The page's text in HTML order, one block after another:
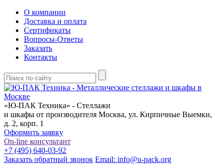
О компании
Доставка и оплата
Сертификаты
Вопросы-Ответы
Заказать
Контакты
«Ю-ПАК Техника» - Стеллажи
и шкафы от производителя Москва, ул. Кирпичные Выемки,
д. 2, корп. 1
Оформить заявку
On-line консультант
+7 (495) 640-03-92
Заказать обратный звонок Email: info@u-pack.org